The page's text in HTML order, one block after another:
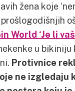
žena koje
World ‘Je li
u bikiniju
Protivnice
ne izgledaju